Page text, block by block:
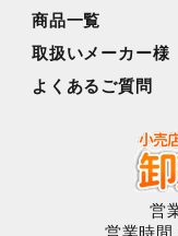
商品一覧
取扱いメーカー様
よくあるご質問
営
営業時